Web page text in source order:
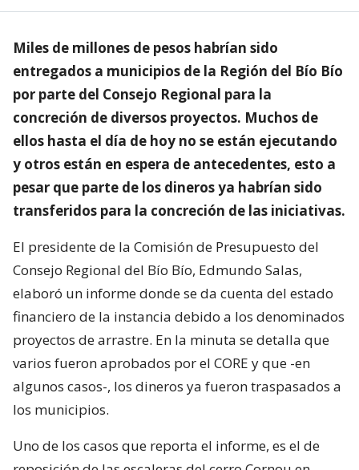
Miles de millones de pesos habrían sido
entregados a municipios de la Región del Bío Bío
por parte del Consejo Regional para la
concreción de diversos proyectos. Muchos de
ellos hasta el día de hoy no se están ejecutando
y otros están en espera de antecedentes, esto a
pesar que parte de los dineros ya habrían sido
transferidos para la concreción de las iniciativas.
El presidente de la Comisión de Presupuesto del
Consejo Regional del Bío Bío, Edmundo Salas,
elaboró un informe donde se da cuenta del estado
financiero de la instancia debido a los denominados
proyectos de arrastre. En la minuta se detalla que
varios fueron aprobados por el CORE y que -en
algunos casos-, los dineros ya fueron traspasados a
los municipios.
Uno de los casos que reporta el informe, es el de